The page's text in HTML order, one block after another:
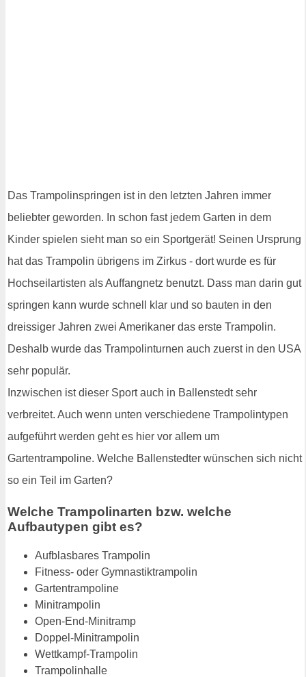
Das Trampolinspringen ist in den letzten Jahren immer
beliebter geworden. In schon fast jedem Garten in dem
Kinder spielen sieht man so ein Sportgerät! Seinen Ursprung
hat das Trampolin übrigens im Zirkus - dort wurde es für
Hochseilartisten als Auffangnetz benutzt. Dass man darin gut
springen kann wurde schnell klar und so bauten in den
dreissiger Jahren zwei Amerikaner das erste Trampolin.
Deshalb wurde das Trampolinturnen auch zuerst in den USA
sehr populär.
Inzwischen ist dieser Sport auch in Ballenstedt sehr
verbreitet. Auch wenn unten verschiedene Trampolintypen
aufgeführt werden geht es hier vor allem um
Gartentrampoline. Welche Ballenstedter wünschen sich nicht
so ein Teil im Garten?
Welche Trampolinarten bzw. welche
Aufbautypen gibt es?
Aufblasbares Trampolin
Fitness- oder Gymnastiktrampolin
Gartentrampoline
Minitrampolin
Open-End-Minitramp
Doppel-Minitrampolin
Wettkampf-Trampolin
Trampolinhalle